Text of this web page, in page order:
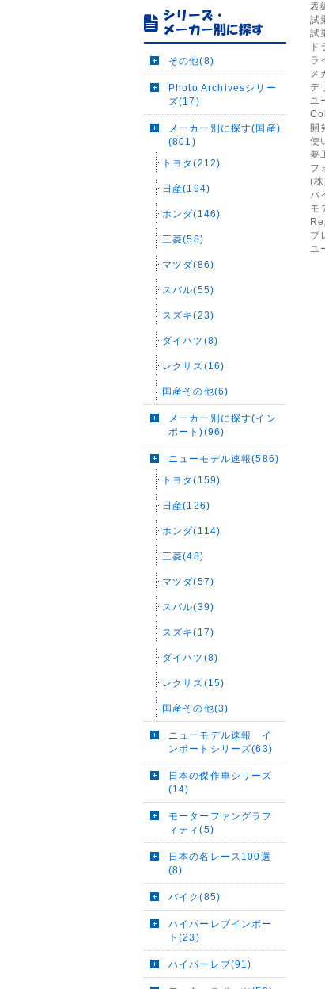
表
試
試
ド
ラ
メ
デ
ユ
開
使
夢
フ
(
バ
モ
プ
ユ
その他(8)
Photo Archivesシリー
ズ(17)
メーカー別に探す(国産)
(801)
トヨタ(212)
日産(194)
ホンダ(146)
三菱(58)
マツダ(86)
スバル(55)
スズキ(23)
ダイハツ(8)
レクサス(16)
国産その他(6)
メーカー別に探す(イン
ポート)(96)
ニューモデル速報(586)
トヨタ(159)
日産(126)
ホンダ(114)
三菱(48)
マツダ(57)
スバル(39)
スズキ(17)
ダイハツ(8)
レクサス(15)
国産その他(3)
ニューモデル速報 イ
ンポートシリーズ(63)
日本の傑作車シリーズ
(14)
モーターファングラフ
ィティ(5)
日本の名レース100選
(8)
バイク(85)
ハイパーレブインポー
ト(23)
ハイパーレブ(91)